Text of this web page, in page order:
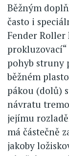
Běžným
často i
Fender Roller
pohyb struny
běžném
pákou (dolů)
návratu
jejímu
má částečně
jakoby